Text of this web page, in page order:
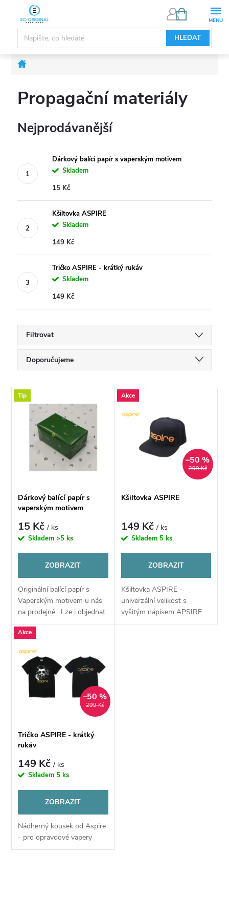
obsah
HLEDAT
NÁKUPNÍ
Propagační materiály
Nejprodávanější
Dárkový balící papír s vaperským motivem
Skladem
15 Kč
Kšiltovka ASPIRE
Skladem
149 Kč
Tričko ASPIRE - krátký rukáv
Skladem
149 Kč
Filtrovat
Ř
a
í
p
r
d
u
k
t
ů
Doporučujeme
Nejdražší
Nejprodávanější
Abecedně
V
s
p
r
o
d
u
k
ů
Tip
Dárkový balící papír s
vaperským motivem
15 Kč/ ks
Skladem>5 ks
ZOBRAZIT
Originální balící papír s
Vaperským motivem u nás
na prodejně . Lze i objednat
a zaslat viz popis. Velmi
kvalitní (115g/m2) dárkový
cm x...
Akce
299 Kč
–50 %
Kšiltovka ASPIRE
149 Kč/ ks
Skladem 5 ks
ZOBRAZIT
Kšiltovka ASPIRE -
univerzální velikost s
vyšitým nápisem APSIRE
Akce
299 Kč
–50 %
Tričko ASPIRE - krátký
rukáv
149 Kč/ ks
Skladem 5 ks
ZOBRAZIT
Nádherný kousek od Aspire
- pro opravdové vapery